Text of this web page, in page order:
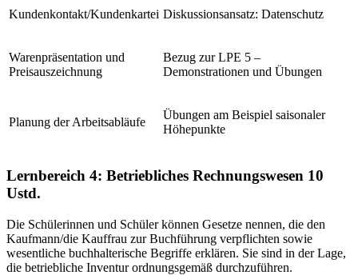
Kundenkontakt/Kundenkartei Diskussionsansatz: Datenschutz
Warenpräsentation und
Preisauszeichnung
Bezug zur LPE 5 –
Demonstrationen und Übungen
Planung der Arbeitsabläufe
Übungen am Beispiel saisonaler
Höhepunkte
Lernbereich 4: Betriebliches Rechnungswesen 10
Ustd.
Die Schülerinnen und Schüler können Gesetze nennen, die den
Kaufmann/die Kauffrau zur Buchführung verpflichten sowie
wesentliche buchhalterische Begriffe erklären. Sie sind in der Lage,
die betriebliche Inventur ordnungsgemäß durchzuführen.